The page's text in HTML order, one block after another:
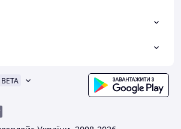
BETA